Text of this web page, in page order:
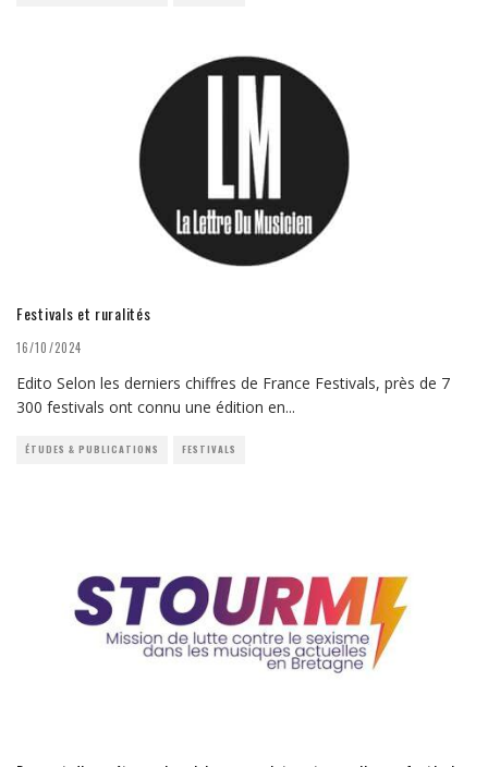
Festivals et ruralités
16/10/2024
Edito Selon les derniers chiffres de France Festivals, près de 7
300 festivals ont connu une édition en...
ÉTUDES & PUBLICATIONS FESTIVALS